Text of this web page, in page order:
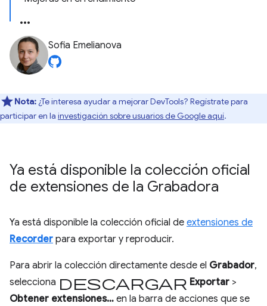
Sofia Emelianova
Nota: ¿Te interesa ayudar a mejorar DevTools? Regístrate para
participar en la investigación sobre usuarios de Google aquí.
Ya está disponible la colección oficial
de extensiones de la Grabadora
Ya está disponible la colección oficial de extensiones de
Recorder para exportar y reproducir.
Para abrir la colección directamente desde el Grabador,
selecciona Descargar Exportar >
Obtener extensiones… en la barra de acciones que se